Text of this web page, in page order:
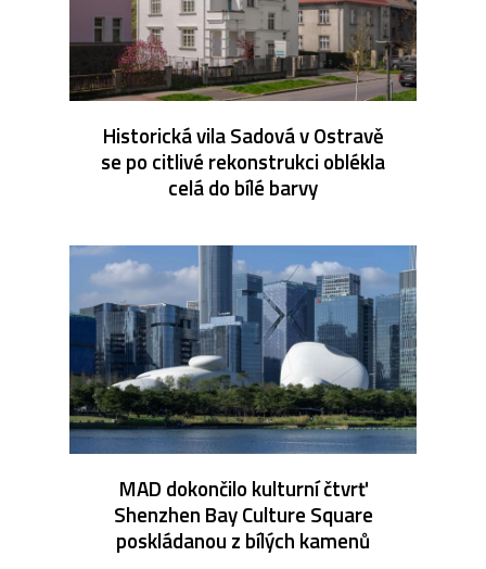
Historická vila Sadová v Ostravě
se po citlivé rekonstrukci oblékla
celá do bílé barvy
MAD dokončilo kulturní čtvrť
Shenzhen Bay Culture Square
poskládanou z bílých kamenů